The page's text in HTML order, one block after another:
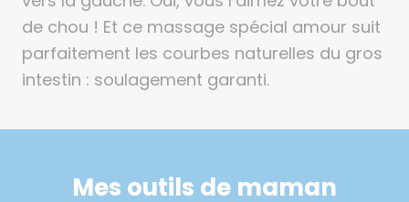
de chou ! Et ce massage spécial amour suit
parfaitement les courbes naturelles du gros
intestin : soulagement garanti.
Mes outils de maman